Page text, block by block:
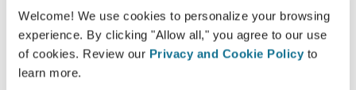
Welcome! We use cookies to personalize your browsing
experience. By clicking "Allow all," you agree to our use
of cookies. Review our Privacy and Cookie Policy to
learn more.